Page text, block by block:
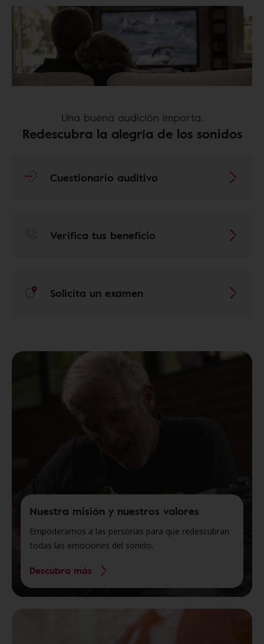
Una buena audición importa.
Redescubra la alegría de los sonidos
Cuestionario auditivo
Verifica tus beneficio
Solicita un examen
Nuestra misión y nuestros valores
Empoderamos a las personas para que redescubran
todas las emociones del sonido.
Descubra más